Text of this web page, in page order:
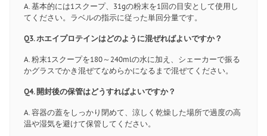
A. 基本的には1スクープ、31gの粉末を1回の目安として使用し
てください。ラベルの指示に従った単回分量です。
Q3. ホエイプロテインはどのように混ぜればよいですか？
A. 粉末1スクープを180～240mlの水に加え、シェーカーで振る
かグラスでかき混ぜてなめらかになるまで混ぜてください。
Q4. 開封後の保管はどうすればよいですか？
A. 容器の蓋をしっかり閉めて、涼しく乾燥した場所で過度の高
温や湿気を避けて保管してください。